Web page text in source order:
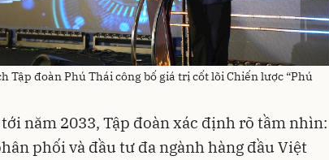
Tập đoàn Phú Thái công bố giá trị cốt lõi Chiến lược “Phú
năm 2033, Tập đoàn xác định rõ tầm nhìn:
phối và đầu tư đa ngành hàng đầu Việt